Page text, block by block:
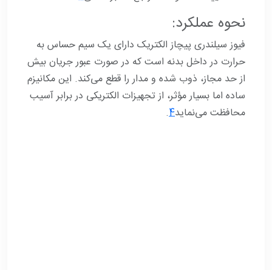
نحوه عملکرد:
فیوز سیلندری پیچاز الکتریک دارای یک سیم حساس به
حرارت در داخل بدنه است که در صورت عبور جریان بیش
از حد مجاز، ذوب شده و مدار را قطع می‌کند. این مکانیزم
ساده اما بسیار مؤثر، از تجهیزات الکتریکی در برابر آسیب
محافظت می‌نماید4
.